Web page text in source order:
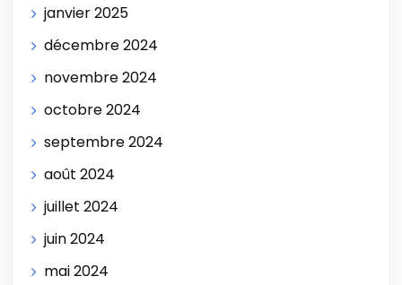
janvier 2025
décembre 2024
novembre 2024
octobre 2024
septembre 2024
août 2024
juillet 2024
juin 2024
mai 2024